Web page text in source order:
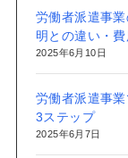
労働者派遣事
明との違い・
2025年6月10日
労働者派遣事
3ステップ
2025年6月7日